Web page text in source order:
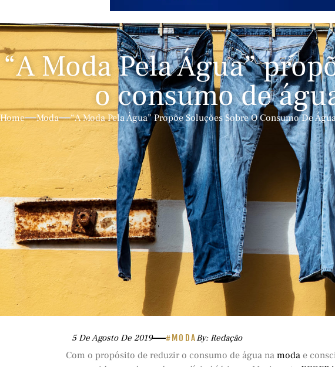
“A Moda Pela Água”
o consumo de
Home Moda “A Moda Pela Água” Propõe Soluções Sobre O Consumo De
5 De Agosto De 2019 #MODABy: Redação
Com o propósito de reduzir o consumo de água na moda e